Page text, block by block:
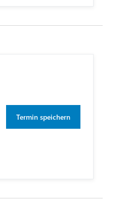
Termin speichern